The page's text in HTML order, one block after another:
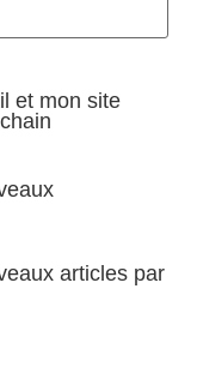
et mon site
articles par